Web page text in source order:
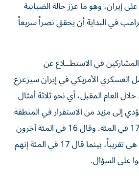
إيران، ​وهو ما عزز حالة الضبابية
في البداية أن يحقق نصراً سريعاً
من المشاركين في الاستطــلاع عن
‌العسكري الأمريكي في إيران سيزعزع
العام المقبل، أي نحو ثلاثة أمثال
إلى مزيد من الاستقرار في المنطقة
والذين بلغت نسبتهم 17 في المئة. وقال 16 في المئة آخرون
إن الأوضاع ستظل كما هي تقريباً، بينما قال 17 في المئة إنهم
على السؤال.